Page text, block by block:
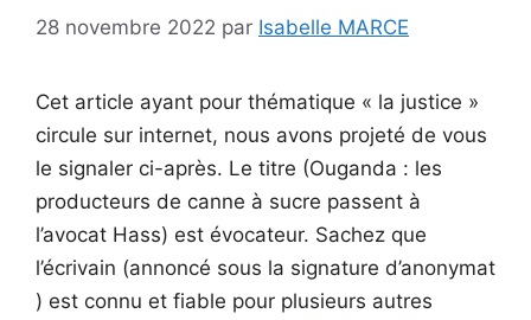
28 novembre 2022 par Isabelle MARCE
Cet article ayant pour thématique « la justice »
circule sur internet, nous avons projeté de vous
le signaler ci-après. Le titre (Ouganda : les
producteurs de canne à sucre passent à
l’avocat Hass) est évocateur. Sachez que
l’écrivain (annoncé sous la signature d’anonymat
) est connu et fiable pour plusieurs autres